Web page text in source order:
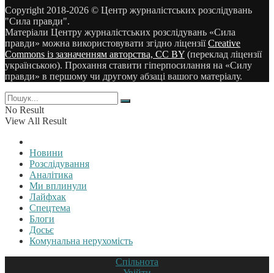
Copyright 2018-2026 © Центр журналістських розслідувань
"Сила правди".
Матеріали Центру журналістських розслідувань «Сила
правди» можна використовувати згідно ліцензіїCreative
Commons із зазначенням авторства, CC BY (переклад ліцензії
українською). Прохання ставити гіперпосилання на «Силу
правди» в першому чи другому абзаці вашого матеріалу.
No Result
View All Result
Новини
Розслідування
Аналітика
Ми вплинули
Лайфхак
Спецтема
Блоги
Досьє
Комунальна нерухомість
Спільнота